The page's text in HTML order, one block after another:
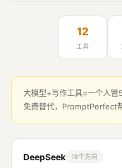
12
工具
大模型+写作工具=一个人
免费替代，PromptPerfect
DeepSeek 18个方向